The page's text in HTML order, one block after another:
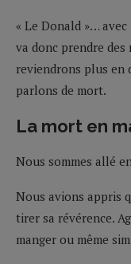
« Le Donald »…
va donc prendre des
reviendrons plus en
parlons de mort.
La mort en
Nous sommes allé
Nous avions appris
tirer sa révérence.
manger ou même